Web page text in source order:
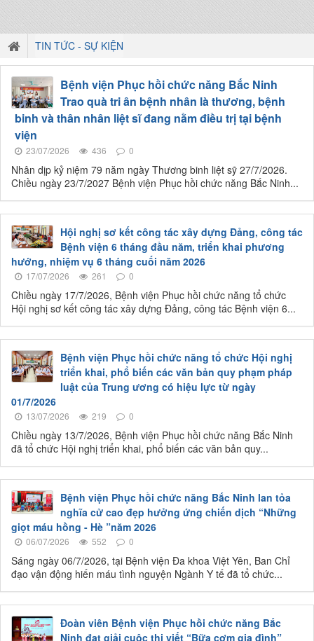
TIN TỨC - SỰ KIỆN
Bệnh viện Phục hồi chức năng Bắc Ninh
Trao quà tri ân bệnh nhân là thương, bệnh
binh và thân nhân liệt sĩ đang nằm điều trị tại bệnh
viện
23/07/2026 436 0
Nhân dịp kỷ niệm 79 năm ngày Thương binh liệt sỹ 27/7/2026.
Chiều ngày 23/7/2027 Bệnh viện Phục hồi chức năng Bắc Ninh...
Hội nghị sơ kết công tác xây dựng Đảng, công tác
Bệnh viện 6 tháng đầu năm, triển khai phương
hướng, nhiệm vụ 6 tháng cuối năm 2026
17/07/2026 261 0
Chiều ngày 17/7/2026, Bệnh viện Phục hồi chức năng tổ chức
Hội nghị sơ kết công tác xây dựng Đảng, công tác Bệnh viện 6...
Bệnh viện Phục hồi chức năng tổ chức Hội nghị
triển khai, phổ biến các văn bản quy phạm pháp
luật của Trung ương có hiệu lực từ ngày
01/7/2026
13/07/2026 219 0
Chiều ngày 13/7/2026, Bệnh viện Phục hồi chức năng Bắc Ninh
đã tổ chức Hội nghị triển khai, phổ biến các văn bản quy...
Bệnh viện Phục hồi chức năng Bắc Ninh lan tỏa
nghĩa cử cao đẹp hưởng ứng chiến dịch “Những
giọt máu hồng - Hè ”năm 2026
06/07/2026 552 0
Sáng ngày 06/7/2026, tại Bệnh viện Đa khoa Việt Yên, Ban Chỉ
đạo vận động hiến máu tình nguyện Ngành Y tế đã tổ chức...
Đoàn viên Bệnh viện Phục hồi chức năng Bắc
Ninh đạt giải cuộc thi viết “Bữa cơm gia đình”